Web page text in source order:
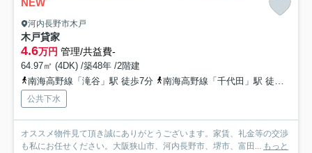
NEW
河内長野市木戸
木戸貸家
4.6万円 管理/共益費-
64.97㎡ (4DK) /築48年 /2階建
南海高野線「滝谷」駅 徒歩7分
南海高野線「千代田」駅 徒歩15分
公共下水
オススメ物件見て頂き誠にありがとうございます。家賃、礼金等の交渉
も私にお任せください。大阪狭山市、河内長野市、堺市、富田... もっと